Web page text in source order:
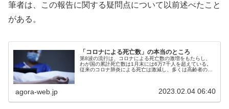
筆者は、この報告に関する疑問点について以前述べたこと
がある。
「コロナによる死亡数」の本当のところ
第8波の流行は、コロナによる死亡数の激増をもたらし、
わが国の累計死亡数は1月末には6万7千人を超えている。
従来のコロナ肺炎による死亡は激減し、多くは高齢者の基
agora-web.jp 2023.02.04 06:40